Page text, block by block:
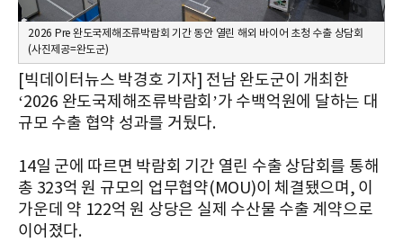
2026 Pre 완도국제해조류박람회 기간 동안 열린 해외 바이어 초청 수출 상담회
(사진제공=완도군)
[빅데이터뉴스 박경호 기자] 전남 완도군이 개최한
‘2026 완도국제해조류박람회’가 수백억원에 달하는 대
규모 수출 협약 성과를 거뒀다.
14일 군에 따르면 박람회 기간 열린 수출 상담회를 통해
총 323억 원 규모의 업무협약(MOU)이 체결됐으며, 이
가운데 약 122억 원 상당은 실제 수산물 수출 계약으로
이어졌다.